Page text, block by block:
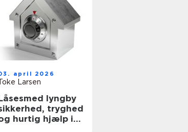
april 2026
Larsen
lyngby
tryghed
hurtig hjælp i